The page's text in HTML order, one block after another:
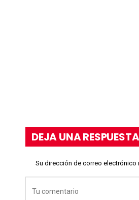
DEJA UNA RESPUESTA
Su dirección de correo electrónico